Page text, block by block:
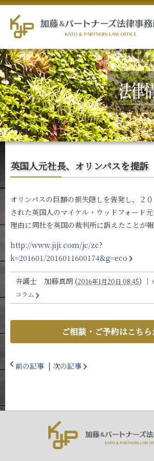
英国人元社長、オリンパスを提訴
オリンパスの巨額の損失隠しを告発し、２
された英国人のマイケル・ウッドフォード
理由に同社を英国の裁判所に訴えたことが報
http://www.jiji.com/jc/zc?
k=201601/2016011600174&g=eco
弁護士 加藤真朗 (2016年1月20日 08:45) ｜
コラム
ご相談・ご予約はこちら
前の記事 | 次の記事